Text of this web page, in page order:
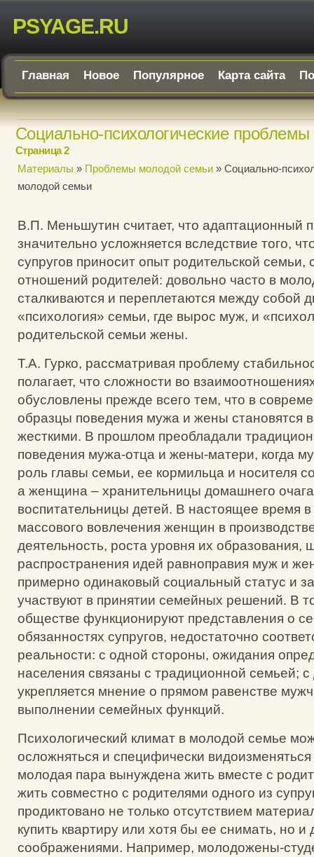
PSYAGE.RU
Главная Новое Популярное Карта сайта
Социально-психологические
Страница 2
Материалы » Проблемы молодой семьи » Социально-
молодой семьи
В.П. Меньшутин считает, что адаптационный
значительно усложняется вследствие того,
супругов приносит опыт родительской семьи,
отношений родителей: довольно часто в
сталкиваются и переплетаются между собой
«психология» семьи, где вырос муж, и
родительской семьи жены.
Т.А. Гурко, рассматривая проблему
полагает, что сложности во
обусловлены прежде всего тем, что в
образцы поведения мужа и жены становятся
жесткими. В прошлом преобладали
поведения мужа-отца и жены-матери, когда
роль главы семьи, ее кормильца и носителя
а женщина – хранительницы домашнего
воспитательницы детей. В настоящее время в
массового вовлечения женщин в
деятельность, роста уровня их образования,
распространения идей равноправия муж и
примерно одинаковый социальный статус и
участвуют в принятии семейных решений. В
обществе функционируют представления о
обязанностях супругов, недостаточно
реальности: с одной стороны, ожидания
населения связаны с традиционной семьей; с
укрепляется мнение о прямом равенстве
выполнении семейных функций.
Психологический климат в молодой семье
осложняться и специфически
молодая пара вынуждена жить вместе с
жить совместно с родителями одного из
продиктовано не только отсутствием
купить квартиру или хотя бы ее снимать, но и
соображениями. Например, молодожены-